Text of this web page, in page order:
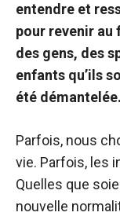
entendre et
pour revenir
des gens, des
enfants qu’ils
été
Parfois, nous
vie. Parfois, les
Quelles que
nouvelle